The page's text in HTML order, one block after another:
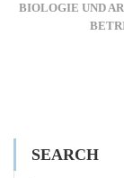
BIOLOGIE UND
SEARCH